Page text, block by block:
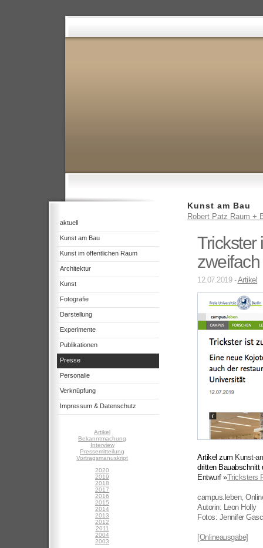
aktuell
Kunst am Bau
Kunst im öffentlichen Raum
Architektur
Kunst
Fotografie
Darstellung
Experimente
Publikationen
Presse
Personalie
Verknüpfung
Impressum & Datenschutz
Artikel
Bekanntmachung
Interview
Pressemitteilung
Vortragsmanuskript
2020
2019
2018
2017
2016
2015
2014
2013
2012
2011
2004
2003
Kunst am Bau
Robert Patz Raum +
Trickster
zweifach
12.07.2019 -Artikel
Artikel zum Kunst-
dritten Bauabschnitt
Entwurf »Tricksters
campus.leben,
Autorin: Leon Holly
Fotos: Jennifer
[Onlineausgabe]